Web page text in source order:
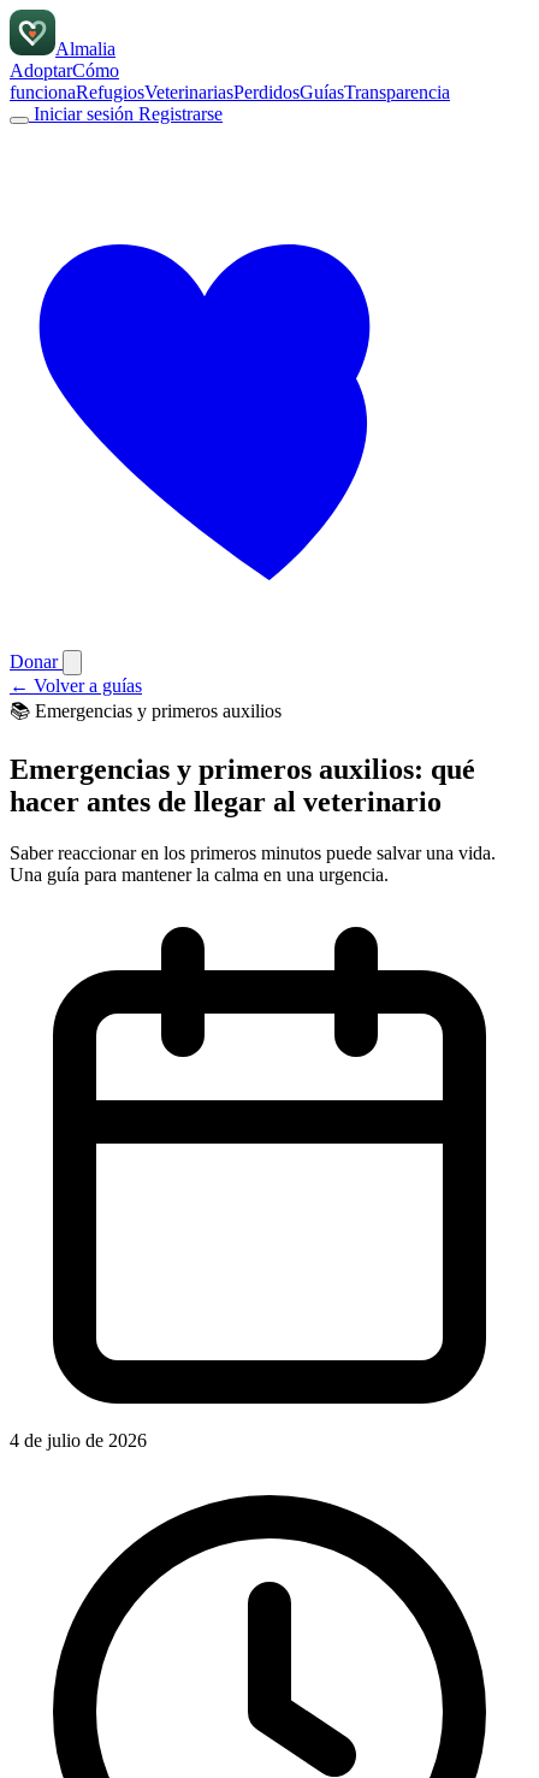
Almalia
AdoptarCómo
funcionaRefugiosVeterinariasPerdidosGuíasTransparencia
Iniciar sesión Registrarse
Donar
← Volver a guías
📚 Emergencias y primeros auxilios
Emergencias y primeros auxilios: qué
hacer antes de llegar al veterinario
Saber reaccionar en los primeros minutos puede salvar una vida.
Una guía para mantener la calma en una urgencia.
4 de julio de 2026